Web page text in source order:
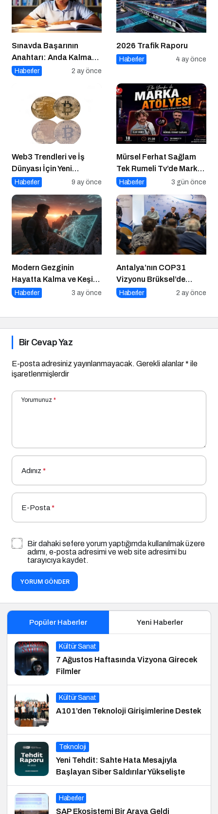
Sınavda Başarının
Anahtarı: Anda Kalmak
ve Duygu Yönetimi
Haberler 2 ay önce
2026 Trafik Raporu
Haberler 4 ay önce
Web3 Trendleri ve İş
Dünyası İçin Yeni
Fırsatlar
Haberler 9 ay önce
Mürsel Ferhat Sağlam
Tek Rumeli Tv’de Marka
Atölyesi Programına
Haberler 3 gün önce
Modern Gezginin
Hayatta Kalma ve Keşif
Rehberi
Haberler 3 ay önce
Antalya’nın COP31
Vizyonu Brüksel’de
Yankılandı
Haberler 2 ay önce
Bir Cevap Yaz
E-posta adresiniz yayınlanmayacak. Gerekli alanlar* ile
işaretlenmişlerdir
Yorumunuz *
Adınız *
E-Posta*
Bir dahaki sefere yorum yaptığımda kullanılmak üzere
adımı, e-posta adresimi ve web site adresimi bu
tarayıcıya kaydet.
YORUM GÖNDER
Popüler Haberler Yeni Haberler
Kültür Sanat
7 Ağustos Haftasında Vizyona Girecek
Filmler
Kültür Sanat
A101’den Teknoloji Girişimlerine Destek
Teknoloji
Yeni Tehdit: Sahte Hata Mesajıyla
Başlayan Siber Saldırılar Yükselişte
Haberler
SAP Ekosistemi Bir Araya Geldi